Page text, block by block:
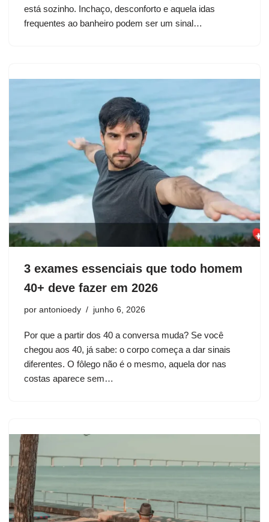
está sozinho. Inchaço, desconforto e aquela idas
frequentes ao banheiro podem ser um sinal…
3 exames essenciais que todo homem
40+ deve fazer em 2026
por antonioedy junho 6, 2026
Por que a partir dos 40 a conversa muda? Se você
chegou aos 40, já sabe: o corpo começa a dar sinais
diferentes. O fôlego não é o mesmo, aquela dor nas
costas aparece sem…